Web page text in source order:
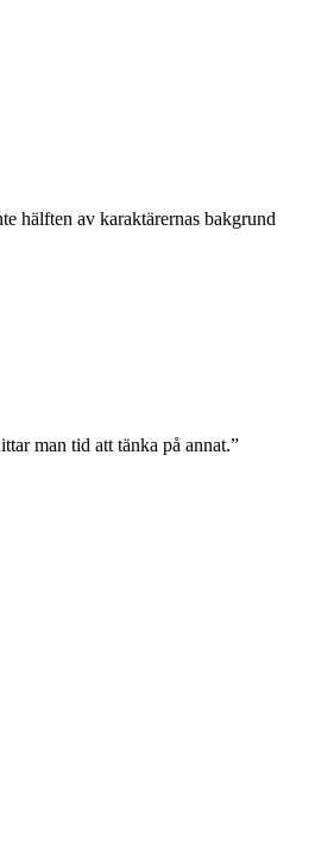
hälften av karaktärernas bakgrund
man tid att tänka på annat.”